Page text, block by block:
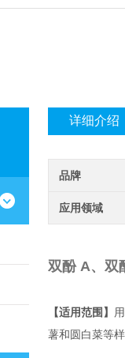
详细介绍
品牌
应用领域
双酚 A、双
【适用范围】
薯和圆白菜等